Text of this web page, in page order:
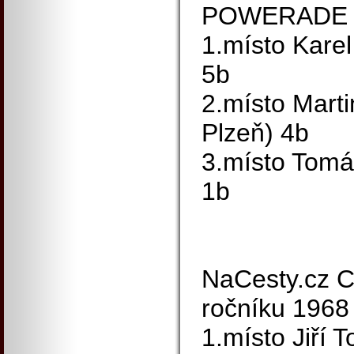
1.místo
5b
2.místo
Plzeň) 4b
3.místo
1b
NaCesty.cz
ročníku
1.místo Jiří